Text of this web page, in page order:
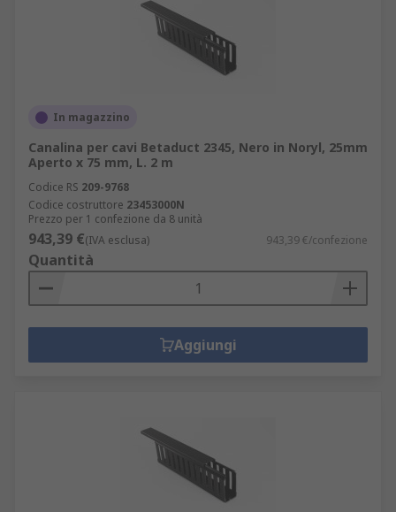
In magazzino
Canalina per cavi Betaduct 2345, Nero in Noryl, 25mm
Aperto x 75 mm, L. 2 m
Codice RS 209-9768
Codice costruttore 23453000N
Prezzo per 1 confezione da 8 unità
943,39 €(IVA esclusa) 943,39 €/confezione
Quantità
Aggiungi